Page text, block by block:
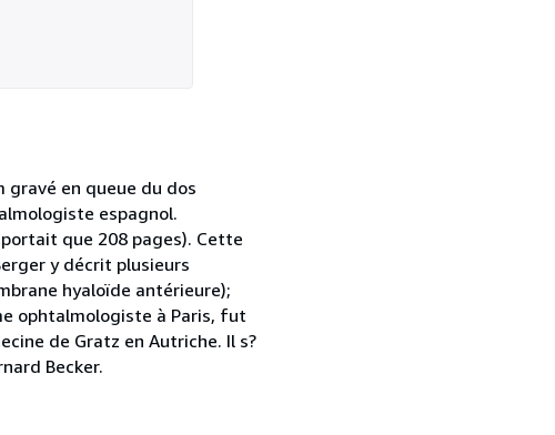
gravé en queue du dos
espagnol.
que 208 pages). Cette
y décrit plusieurs
hyaloïde antérieure);
ophtalmologiste à Paris, fut
de Gratz en Autriche. Il s?
Becker.